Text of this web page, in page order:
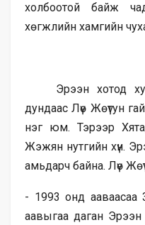
холбоотой байж
хөгжлийн хамгийн
Эрээн хотод
дундаас Лүө Жөүтун
нэг юм. Тэрээр
Жэжян нутгийн хүн.
амьдарч байна. Лүө
- 1993 онд ааваасаа
аавыгаа даган